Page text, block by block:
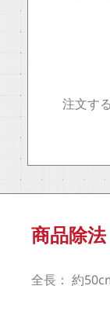
注文す
商品除法
全長： 約